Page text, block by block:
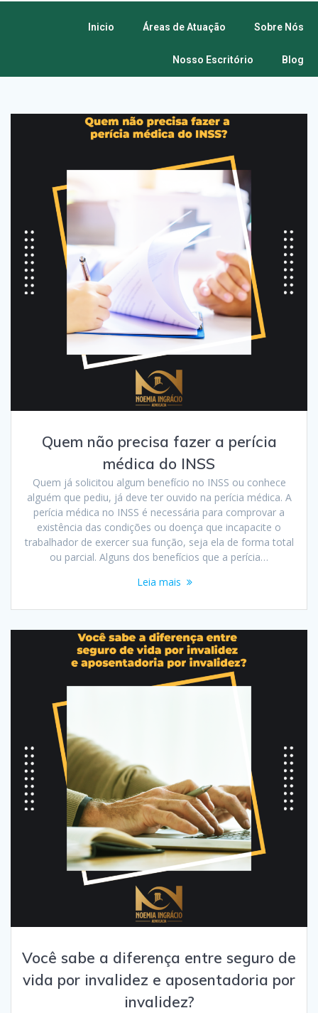
Inicio Áreas de Atuação Sobre Nós
Nosso Escritório Blog
Quem não precisa fazer a perícia
médica do INSS
Quem já solicitou algum benefício no INSS ou conhece
alguém que pediu, já deve ter ouvido na perícia médica. A
perícia médica no INSS é necessária para comprovar a
existência das condições ou doença que incapacite o
trabalhador de exercer sua função, seja ela de forma total
ou parcial. Alguns dos benefícios que a perícia…
Leia mais
Você sabe a diferença entre seguro de
vida por invalidez e aposentadoria por
invalidez?